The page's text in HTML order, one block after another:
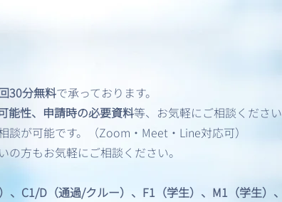
英語圏5か国による移民情報
共有 ― 「M5」とは何か？
30分無料で承っております。
能性、申請時の必要資料等、お気軽にご相談ください
が可能です。（Zoom・Meet・Line対応可）
方もお気軽にご相談ください。
、C1/D（通過/クルー）、F1（学生）、M1（学生